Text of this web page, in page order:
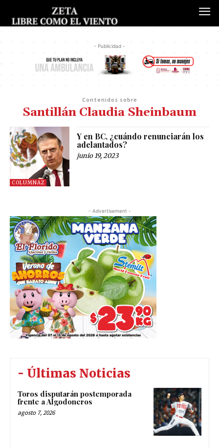
- Publicidad -
Contenidos sobre
Santillán Claudia Sheinbaum
COLUMNAZ
Y en BC, ¿cuándo renunciarán los
adelantados?
junio 19, 2023
- Advertisement -
- Últimas Noticias
Toros disputarán postemporada
frente a Algodoneros
agosto 7, 2026